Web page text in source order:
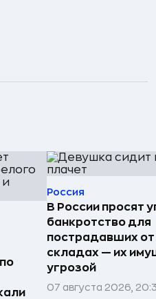
Россия
В России просят
банкротство для
пострадавших
складах — их
угрозой
07 августа 2026,